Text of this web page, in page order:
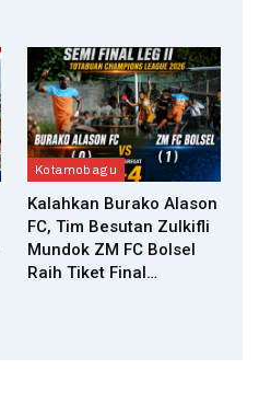
Kotamobagu
Kalahkan Burako Alason
FC, Tim Besutan Zulkifli
Mundok ZM FC Bolsel
Raih Tiket Final…